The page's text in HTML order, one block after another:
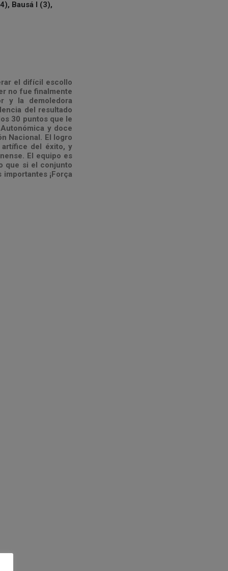
Bausá I (3),
el difícil escollo
no fue finalmente
y la demoledora
del resultado
30 puntos que le
y doce
Nacional. El logro
artífice del éxito, y
El equipo es
que si el conjunto
¡Força